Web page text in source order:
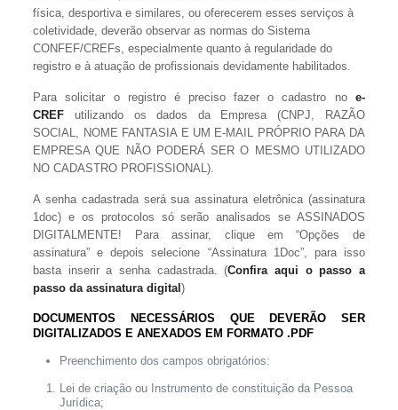
física, desportiva e similares, ou oferecerem esses serviços à
coletividade, deverão observar as normas do Sistema
CONFEF/CREFs, especialmente quanto à regularidade do
registro e à atuação de profissionais devidamente habilitados.
Para solicitar o registro é preciso fazer o cadastro no e-
CREF
utilizando os dados da Empresa (CNPJ, RAZÃO
SOCIAL, NOME FANTASIA E UM E-MAIL PRÓPRIO PARA DA
EMPRESA QUE NÃO PODERÁ SER O MESMO UTILIZADO
NO CADASTRO PROFISSIONAL).
A senha cadastrada será sua assinatura eletrônica (assinatura
1doc) e os protocolos só serão analisados se ASSINADOS
DIGITALMENTE! Para assinar, clique em “Opções de
assinatura” e depois selecione “Assinatura 1Doc”, para isso
basta inserir a senha cadastrada. (Confira aqui o passo a
passo da assinatura digital)
DOCUMENTOS NECESSÁRIOS QUE DEVERÃO SER
DIGITALIZADOS E ANEXADOS EM FORMATO .PDF
Preenchimento dos campos obrigatórios:
Lei de criação ou Instrumento de constituição da Pessoa
Jurídica;